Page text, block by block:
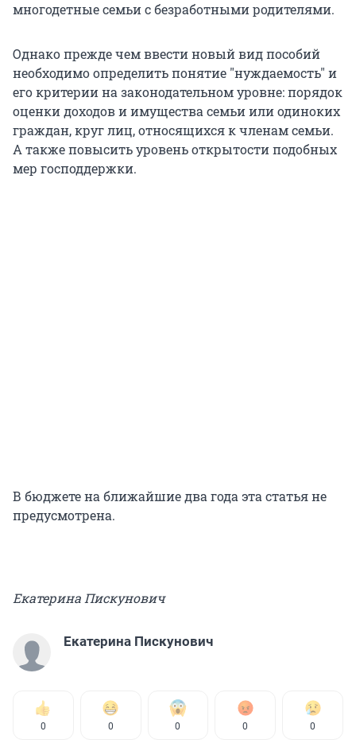
многодетные семьи с безработными родителями.
Однако прежде чем ввести новый вид пособий
необходимо определить понятие "нуждаемость" и
его критерии на законодательном уровне: порядок
оценки доходов и имущества семьи или одиноких
граждан, круг лиц, относящихся к членам семьи.
А также повысить уровень открытости подобных
мер господдержки.
В бюджете на ближайшие два года эта статья не
предусмотрена.
Екатерина Пискунович
Екатерина Пискунович
0 0 0 0 0